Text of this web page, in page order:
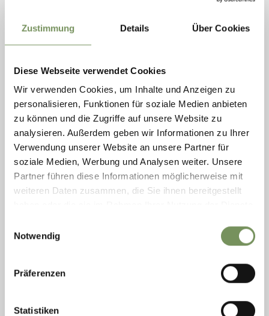
Zustimmung Details Über Cookies
Diese Webseite verwendet Cookies
Wir verwenden Cookies, um Inhalte und Anzeigen zu
personalisieren, Funktionen für soziale Medien anbieten
zu können und die Zugriffe auf unsere Website zu
analysieren. Außerdem geben wir Informationen zu Ihrer
Verwendung unserer Website an unsere Partner für
soziale Medien, Werbung und Analysen weiter. Unsere
Partner führen diese Informationen möglicherweise mit
weiteren Daten zusammen, die Sie ihnen bereitgestellt
Notwendig
Präferenzen
Statistiken
CASTEL TIROLO - CANNOCCHIALE S.
CATERINA
Cannochiale presso la chiesetta S. Caterina ad Avelengo con vista sul
castel Tirolo. In diversi punti panoramici sono stati posizionati dei
info@hafling.com